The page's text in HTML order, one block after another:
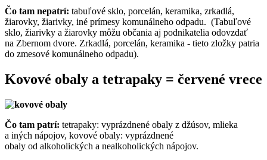
Čo tam nepatrí: tabuľové sklo, porcelán, keramika, zrkadlá,
žiarovky, žiarivky, iné prímesy komunálneho odpadu. (Tabuľové
sklo, žiarivky a žiarovky môžu občania aj podnikatelia odovzdať
na Zbernom dvore. Zrkadlá, porcelán, keramika - tieto zložky patria
do zmesové komunálneho odpadu).
Kovové obaly a tetrapaky = červené vrece
Čo tam patrí: tetrapaky: vyprázdnené obaly z džúsov, mlieka
a iných nápojov, kovové obaly: vyprázdnené
obaly od alkoholických a nealkoholických nápojov.